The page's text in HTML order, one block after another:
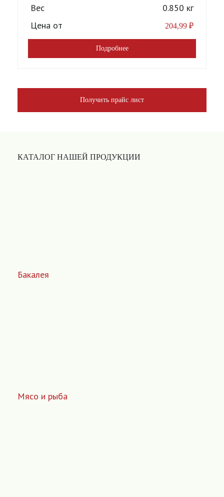
Вес
0.850 кг
Цена от
204,99 ₽
Подробнее
Получить прайс лист
КАТАЛОГ НАШЕЙ ПРОДУКЦИИ
Бакалея
Мясо и рыба